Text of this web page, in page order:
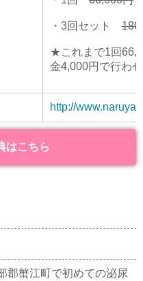
・3回セット
★これまで1回
金4,000円で行わ
http://
はこちら
郡蟹江町で初めての泌尿